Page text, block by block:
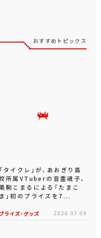
おすすめトピックス
「タイクレ」が、あおぎり高
所属VTuberの音霊魂子、
駒こまるによる「たまこ
ま」初のプライズを7...
プライズ・グッズ 2026.07.09